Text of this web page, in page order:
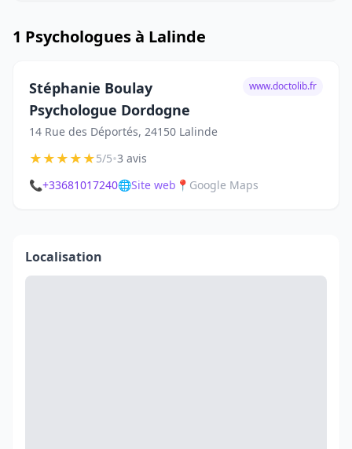
1 Psychologues à Lalinde
Stéphanie Boulay
Psychologue Dordogne
14 Rue des Déportés, 24150 Lalinde
www.doctolib.fr
★★★★★5/5•3 avis
📞+33681017240🌐Site web 📍 Google Maps
Localisation